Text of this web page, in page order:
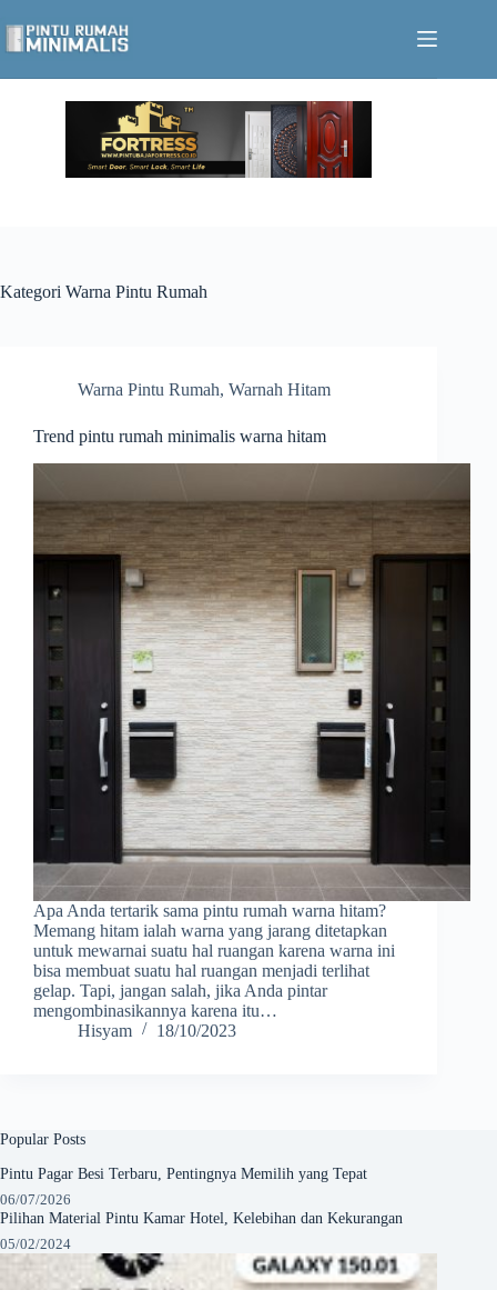
to
content
Kategori Warna Pintu Rumah
Warna Pintu Rumah, Warnah Hitam
Trend pintu rumah minimalis warna hitam
Apa Anda tertarik sama pintu rumah warna hitam?
Memang hitam ialah warna yang jarang ditetapkan
untuk mewarnai suatu hal ruangan karena warna ini
bisa membuat suatu hal ruangan menjadi terlihat
gelap. Tapi, jangan salah, jika Anda pintar
mengombinasikannya karena itu…
Hisyam
18/10/2023
Popular Posts
Pintu Pagar Besi Terbaru, Pentingnya Memilih yang Tepat
06/07/2026
Pilihan Material Pintu Kamar Hotel, Kelebihan dan Kekurangan
05/02/2024